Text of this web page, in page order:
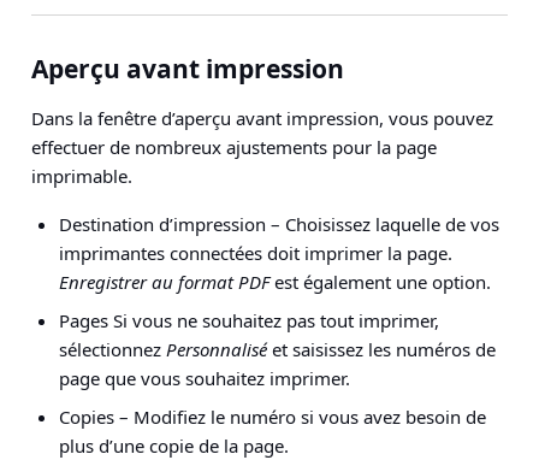
Aperçu avant impression
Dans la fenêtre d’aperçu avant impression, vous pouvez
effectuer de nombreux ajustements pour la page
imprimable.
Destination d’impression – Choisissez laquelle de vos
imprimantes connectées doit imprimer la page.
Enregistrer au format PDFest également une option.
PagesSi vous ne souhaitez pas tout imprimer,
sélectionnez Personnaliséet saisissez les numéros de
page que vous souhaitez imprimer.
Copies– Modifiez le numéro si vous avez besoin de
plus d’une copie de la page.